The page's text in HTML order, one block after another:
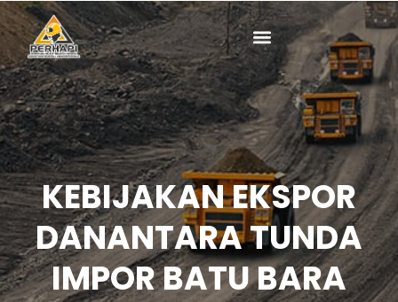
Lewati
ke
konten
KEBIJAKAN EKSPOR
DANANTARA TUNDA
IMPOR BATU BARA